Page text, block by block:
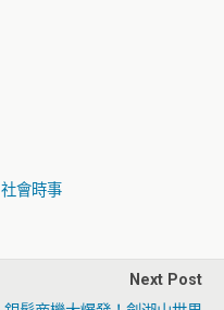
社會時事
Next Post